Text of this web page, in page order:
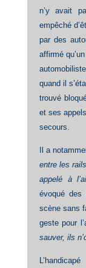
n’y avait
empêché
par des
affirmé qu’un
quand il
trouvé
et ses
secours.
Il a
entre les
appelé à
évoqué des
scène sans
geste pour
sauver, ils
L’handicapé